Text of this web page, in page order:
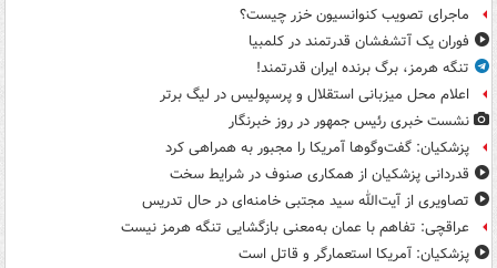
ماجرای تصویب کنوانسیون خزر چیست؟
فوران یک آتشفشان قدرتمند در کلمبیا
تنگه هرمز، برگ برنده ایران قدرتمند!
اعلام محل میزبانی استقلال و پرسپولیس در لیگ برتر
نشست خبری رئیس جمهور در روز خبرنگار
پزشکیان: گفت‌وگوها آمریکا را مجبور به همراهی کرد
قدردانی پزشکیان از همکاری صنوف در شرایط سخت
تصاویری از آیت‌الله سید مجتبی خامنه‌ای در حال تدریس
عراقچی: تفاهم با عمان به‌معنی بازگشایی تنگه هرمز نیست
پزشکیان: آمریکا استعمارگر و قاتل است